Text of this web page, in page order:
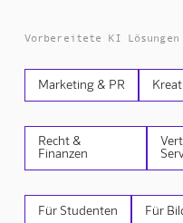
Vorbereitete KI
Marketing & PR
Recht &
Finanzen
Für Studenten Für